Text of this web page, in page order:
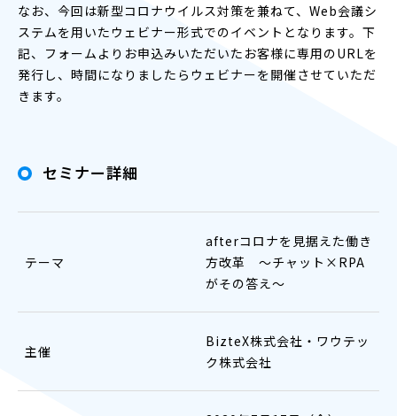
なお、今回は新型コロナウイルス対策を兼ねて、Web会議シ
ステムを用いたウェビナー形式でのイベントとなります。下
記、フォームよりお申込みいただいたお客様に専用のURLを
発行し、時間になりましたらウェビナーを開催させていただ
きます。
セミナー詳細
テーマ
afterコロナを見据えた働き
方改革 ～チャット×RPA
がその答え～
主催
BizteX株式会社・ワウテッ
ク株式会社